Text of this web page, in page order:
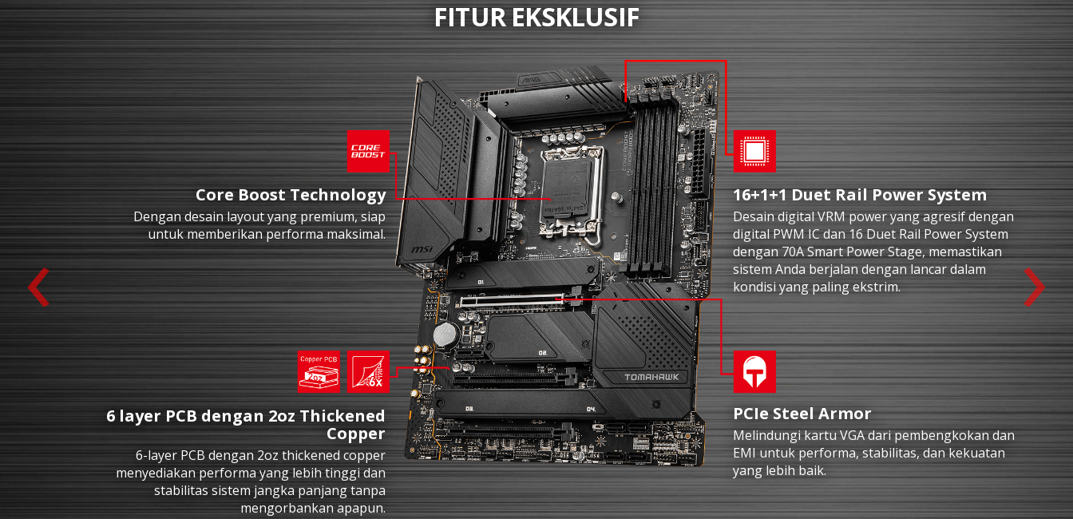
FITUR EKSKLUSIF
Core Boost Technology
Dengan desain layout yang premium, siap
untuk memberikan performa maksimal.
6 layer PCB dengan 2oz Thickened
Copper
6-layer PCB dengan 2oz thickened copper
menyediakan performa yang lebih tinggi dan
stabilitas sistem jangka panjang tanpa
mengorbankan apapun.
16+1+1 Duet Rail Power System
Desain digital VRM power yang agresif dengan
digital PWM IC dan 16 Duet Rail Power System
dengan 70A Smart Power Stage, memastikan
sistem Anda berjalan dengan lancar dalam
kondisi yang paling ekstrim.
PCIe Steel Armor
Melindungi kartu VGA dari pembengkokan dan
EMI untuk performa, stabilitas, dan kekuatan
yang lebih baik.
‹ ›